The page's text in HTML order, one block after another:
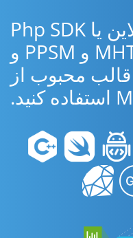
از برنامه رایگان آنلاین یا Php SDK
برای تبدیل بین MHTML و PPSM و
محبوب از